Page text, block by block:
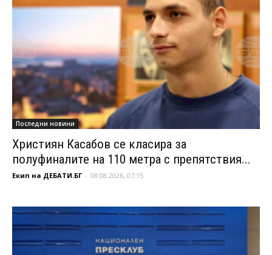
Последни новини
Християн Касабов се класира за
полуфиналите на 110 метра с препятствия...
Екип на ДЕБАТИ.БГ - 08.08.2026, 07:15